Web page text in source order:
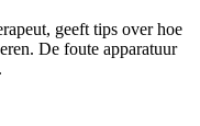
geeft tips over hoe
De foute apparatuur